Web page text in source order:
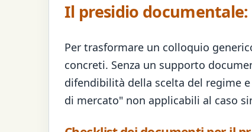
Il presidio
Per trasformare un colloquio
concreti. Senza un supporto
difendibilità della scelta del regime
di mercato" non applicabili al caso